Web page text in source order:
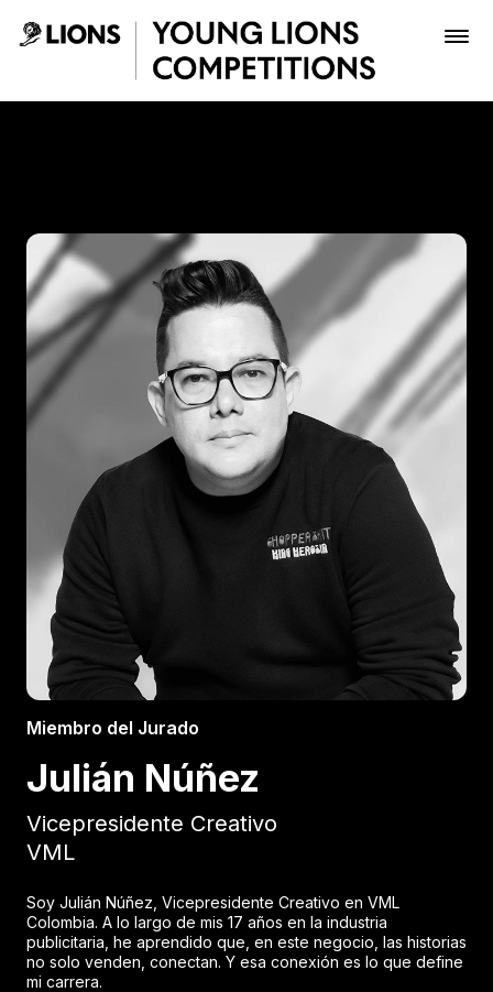
Saltar al contenido principal
Inscribir
Boletería
Miembro del Jurado
Julián Núñez
Vicepresidente Creativo
VML
Soy Julián Núñez, Vicepresidente Creativo en VML
Colombia. A lo largo de mis 17 años en la industria
publicitaria, he aprendido que, en este negocio, las historias
no solo venden, conectan. Y esa conexión es lo que define
mi carrera.